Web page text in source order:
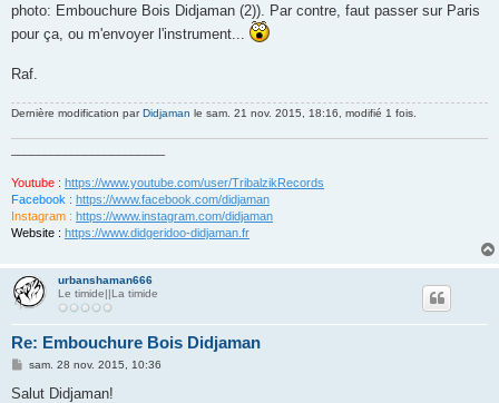
photo: Embouchure Bois Didjaman (2)). Par contre, faut passer sur Paris
pour ça, ou m'envoyer l'instrument...
Raf.
Dernière modification parDidjaman le sam. 21 nov. 2015, 18:16, modifié 1 fois.
Youtube : https://www.youtube.com/user/TribalzikRecords
Facebook : https://www.facebook.com/didjaman
Instagram : https://www.instagram.com/didjaman
Website : https://www.didgeridoo-didjaman.fr
urbanshaman666
Le timide||La timide
Re: Embouchure Bois Didjaman
M
s
sam. 28 nov. 2015, 10:36
Salut Didjaman!